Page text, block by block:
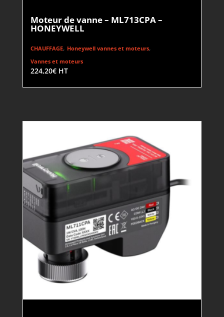
Moteur de vanne – ML713CPA –
HONEYWELL
CHAUFFAGE, Honeywell vannes et moteurs,
Vannes et moteurs
224,20€ HT